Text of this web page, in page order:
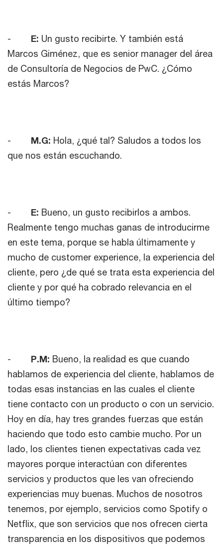
- E: Un gusto recibirte. Y también está
Marcos Giménez, que es senior manager del área
de Consultoría de Negocios de PwC. ¿Cómo
estás Marcos?
- M.G: Hola, ¿qué tal? Saludos a todos los
que nos están escuchando.
- E: Bueno, un gusto recibirlos a ambos.
Realmente tengo muchas ganas de introducirme
en este tema, porque se habla últimamente y
mucho de customer experience, la experiencia del
cliente, pero ¿de qué se trata esta experiencia del
cliente y por qué ha cobrado relevancia en el
último tiempo?
- P.M: Bueno, la realidad es que cuando
hablamos de experiencia del cliente, hablamos de
todas esas instancias en las cuales el cliente
tiene contacto con un producto o con un servicio.
Hoy en día, hay tres grandes fuerzas que están
haciendo que todo esto cambie mucho. Por un
lado, los clientes tienen expectativas cada vez
mayores porque interactúan con diferentes
servicios y productos que les van ofreciendo
experiencias muy buenas. Muchos de nosotros
tenemos, por ejemplo, servicios como Spotify o
Netflix, que son servicios que nos ofrecen cierta
transparencia en los dispositivos que podemos